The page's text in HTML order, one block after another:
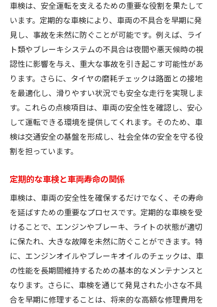
テールライトとウィンカーの機能確認
ライトの色温度と視認性の関係
LEDライトとハロゲンライトの違い
ライト点検で事故リスクを減少
オイルの状態確認でエンジンを守る
エンジンオイルの種類と選び方
オイル交換のタイミングとサイン
オイルフィルターの役割と交換時期
オイル漏れの原因とその見つけ方
高性能オイルのメリットとデメリット
車検が必要な理由を具体的に紹介
事故を未然に防ぐための車検
車検がもたらす信頼性の向上
法的な罰則と車検未実施のリスク
国と地域による車検基準の違い
車検が中古車市場に与える影響
車検を通じた車両価値の再評価
車検は、安全運転を支えるための重要な役割を果たして
います。定期的な車検により、車両の不具合を早期に発
見し、事故を未然に防ぐことが可能です。例えば、ライ
ト類やブレーキシステムの不具合は夜間や悪天候時の視
認性に影響を与え、重大な事故を引き起こす可能性があ
ります。さらに、タイヤの磨耗チェックは路面との接地
を最適化し、滑りやすい状況でも安全な走行を実現しま
す。これらの点検項目は、車両の安全性を確認し、安心
して運転できる環境を提供してくれます。そのため、車
検は交通安全の基盤を形成し、社会全体の安全を守る役
割を担っています。
定期的な車検と車両寿命の関係
車検は、車両の安全性を確保するだけでなく、その寿命
を延ばすための重要なプロセスです。定期的な車検を受
けることで、エンジンやブレーキ、ライトの状態が適切
に保たれ、大きな故障を未然に防ぐことができます。特
に、エンジンオイルやブレーキオイルのチェックは、車
の性能を長期間維持するための基本的なメンテナンスと
なります。さらに、車検を通じて発見された小さな不具
合を早期に修理することは、将来的な高額な修理費用を